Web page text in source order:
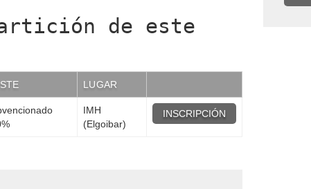
de este
LUGAR
IMH
(Elgoibar)
INSCRIPCIÓN